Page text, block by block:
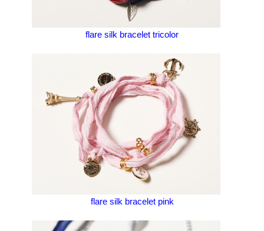
flare silk bracelet tricolor
flare silk bracelet pink